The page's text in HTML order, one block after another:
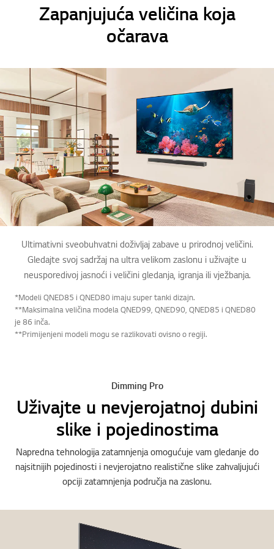
Zapanjujuća veličina koja
očarava
Ultimativni sveobuhvatni doživljaj zabave u prirodnoj veličini.
Gledajte svoj sadržaj na ultra velikom zaslonu i uživajte u
neusporedivoj jasnoći i veličini gledanja, igranja ili vježbanja.
*Modeli QNED85 i QNED80 imaju super tanki dizajn.
**Maksimalna veličina modela QNED99, QNED90, QNED85 i QNED80
je 86 inča.
**Primijenjeni modeli mogu se razlikovati ovisno o regiji.
Dimming Pro
Uživajte u nevjerojatnoj dubini
slike i pojedinostima
Napredna tehnologija zatamnjenja omogućuje vam gledanje do
najsitnijih pojedinosti i nevjerojatno realistične slike zahvaljujući
opciji zatamnjenja područja na zaslonu.